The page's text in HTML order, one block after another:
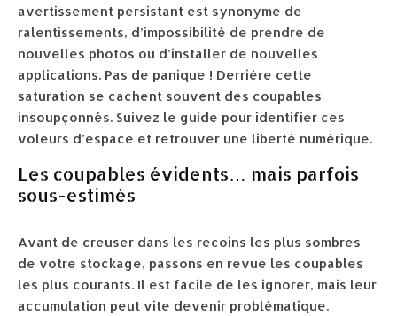
avertissement persistant est synonyme de
ralentissements, d’impossibilité de prendre de
nouvelles photos ou d’installer de nouvelles
applications. Pas de panique ! Derrière cette
saturation se cachent souvent des coupables
insoupçonnés. Suivez le guide pour identifier ces
voleurs d’espace et retrouver une liberté numérique.
Les coupables évidents… mais parfois
sous-estimés
Avant de creuser dans les recoins les plus sombres
de votre stockage, passons en revue les coupables
les plus courants. Il est facile de les ignorer, mais leur
accumulation peut vite devenir problématique.